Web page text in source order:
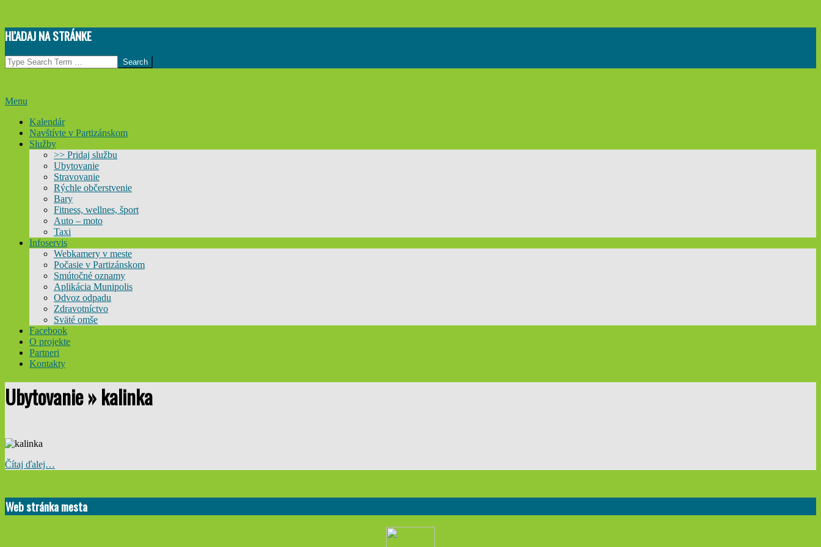
Skip
to
content
HĽADAJ NA STRÁNKE
Search
Primary
Menu
Menu
Kalendár
Navštívte v Partizánskom
Služby
>> Pridaj službu
Ubytovanie
Stravovanie
Rýchle občerstvenie
Bary
Fitness, wellnes, šport
Auto – moto
Taxi
Infoservis
Webkamery v meste
Počasie v Partizánskom
Smútočné oznamy
Aplikácia Munipolis
Odvoz odpadu
Zdravotníctvo
Sväté omše
Facebook
O projekte
Partneri
Kontakty
Ubytovanie »kalinka
Čítaj ďalej…
10-
15
Web stránka mesta